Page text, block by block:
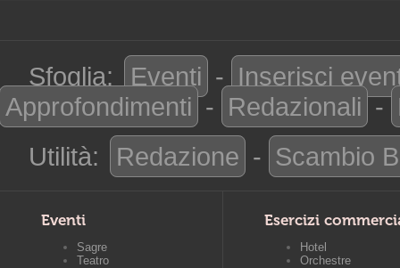
Sfoglia: Eventi - Inserisci
Approfondimenti - Redazionali -
Utilità:
Redazione - Scambio
Eventi
Sagre
Teatro
Esercizi
Hotel
Orchestre